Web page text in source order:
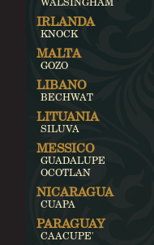
IRLANDA
KNOCK
MALTA
GOZO
LIBANO
BECHWAT
LITUANIA
SILUVA
MESSICO
GUADALUPE
OCOTLAN
NICARAGUA
CUAPA
PARAGUAY
CAACUPE'